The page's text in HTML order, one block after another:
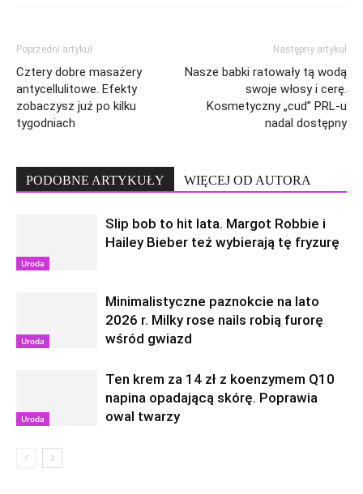
Poprzedni artykuł
Cztery dobre masażery
antycellulitowe. Efekty
zobaczysz już po kilku
tygodniach
Następny artykuł
Nasze babki ratowały tą wodą
swoje włosy i cerę.
Kosmetyczny „cud” PRL-u
nadal dostępny
PODOBNE ARTYKUŁY WIĘCEJ OD AUTORA
Uroda
Slip bob to hit lata. Margot Robbie i
Hailey Bieber też wybierają tę fryzurę
Uroda
Minimalistyczne paznokcie na lato
2026 r. Milky rose nails robią furorę
wśród gwiazd
Uroda
Ten krem za 14 zł z koenzymem Q10
napina opadającą skórę. Poprawia
owal twarzy